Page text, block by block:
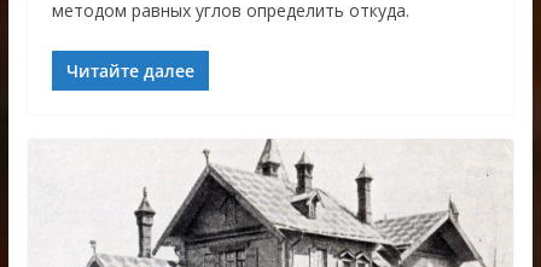
методом равных углов определить откуда.
Читайте далее